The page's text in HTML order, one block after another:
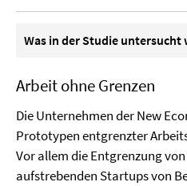
Was in der Studie untersucht
Arbeit ohne Grenzen
Die Unternehmen der New
Prototypen entgrenzter
Vor allem die Entgrenzung
aufstrebenden Startups von